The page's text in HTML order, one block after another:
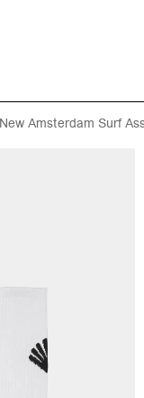
New Amsterdam Surf